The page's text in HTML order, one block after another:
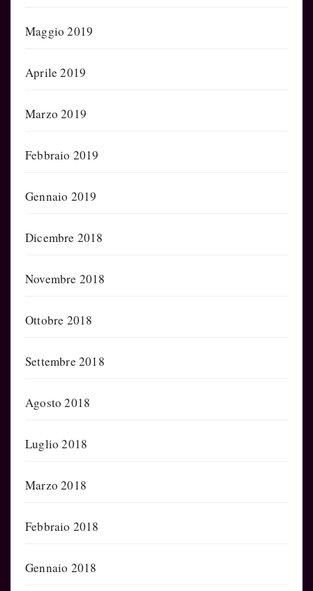
Maggio 2019
Aprile 2019
Marzo 2019
Febbraio 2019
Gennaio 2019
Dicembre 2018
Novembre 2018
Ottobre 2018
Settembre 2018
Agosto 2018
Luglio 2018
Marzo 2018
Febbraio 2018
Gennaio 2018